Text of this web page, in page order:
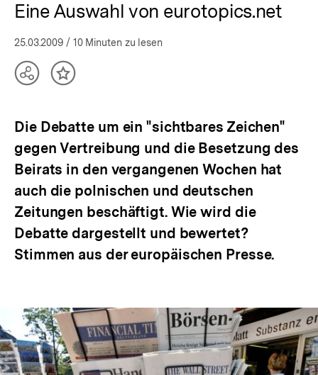
Eine Auswahl von eurotopics.net
25.03.2009 / 10 Minuten zu lesen
TeilenInhalt
Die Debatte um ein "sichtbares Zeichen"
gegen Vertreibung und die Besetzung des
Beirats in den vergangenen Wochen hat
auch die polnischen und deutschen
Zeitungen beschäftigt. Wie wird die
Debatte dargestellt und bewertet?
Stimmen aus der europäischen Presse.